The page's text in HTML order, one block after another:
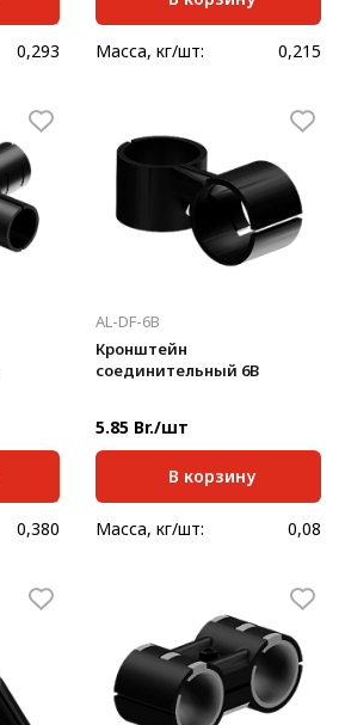
0,293 Масса, кг/шт: 0,215
0,380
AL-DF-6B
Кронштейн
соединительный 6В
5.85 Br./шт
В корзину
Масса, кг/шт: 0,08